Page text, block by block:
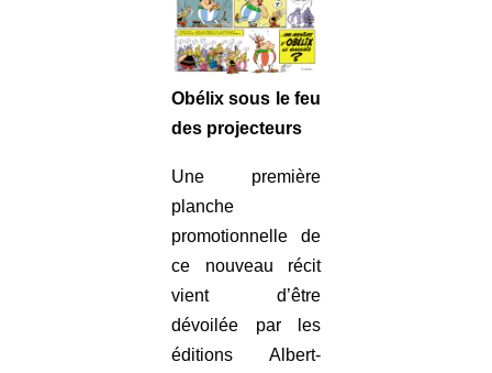
Obélix sous le feu
des projecteurs
Une première
planche
promotionnelle de
ce nouveau récit
vient d’être
dévoilée par les
éditions Albert-